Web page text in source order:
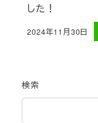
した！
投稿日
2024年11月30日
検索